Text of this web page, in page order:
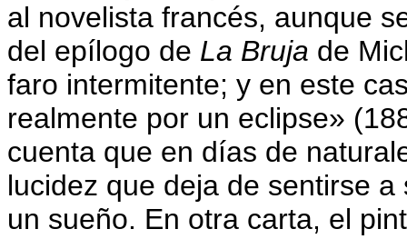
al novelista francés, aunque
del epílogo de La Bruja de
faro intermitente; y en este
realmente por un eclipse»
cuenta que en días de
lucidez que deja de sentirse
un sueño. En otra carta, el